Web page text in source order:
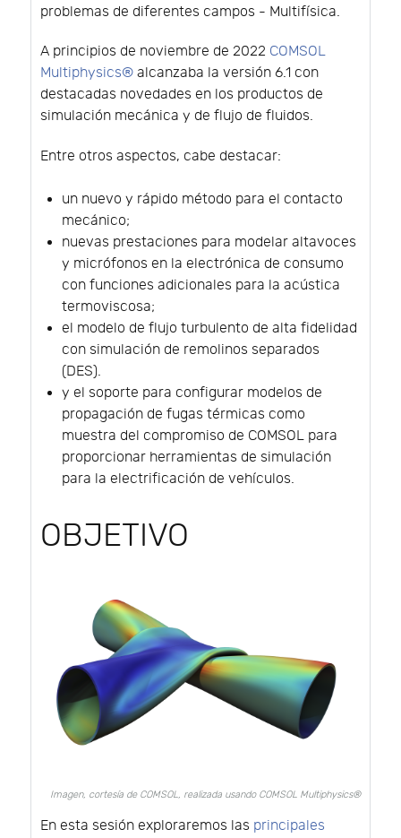
problemas de diferentes campos - Multifísica.
A principios de noviembre de 2022 COMSOL
Multiphysics® alcanzaba la versión 6.1 con
destacadas novedades en los productos de
simulación mecánica y de flujo de fluidos.
Entre otros aspectos, cabe destacar:
un nuevo y rápido método para el contacto
mecánico;
nuevas prestaciones para modelar altavoces
y micrófonos en la electrónica de consumo
con funciones adicionales para la acústica
termoviscosa;
el modelo de flujo turbulento de alta fidelidad
con simulación de remolinos separados
(DES).
y el soporte para configurar modelos de
propagación de fugas térmicas como
muestra del compromiso de COMSOL para
proporcionar herramientas de simulación
para la electrificación de vehículos.
OBJETIVO
Imagen, cortesía de COMSOL, realizada usando COMSOL Multiphysics®
En esta sesión exploraremos las principales